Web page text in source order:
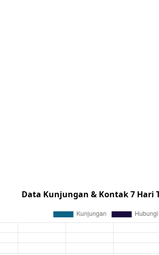
Data Kunjungan & Kontak 7 Hari